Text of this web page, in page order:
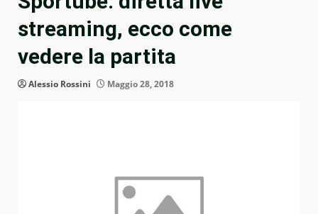
streaming, ecco come
vedere la partita
Alessio Rossini Maggio 28, 2018